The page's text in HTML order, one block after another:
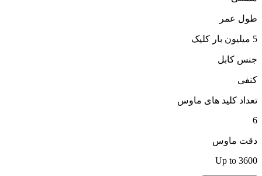
طول عمر
5 میلیون بار کلیک
جنس کابل
کنفی
تعداد کلید های ماوس
6
دقت ماوس
Up to 3600